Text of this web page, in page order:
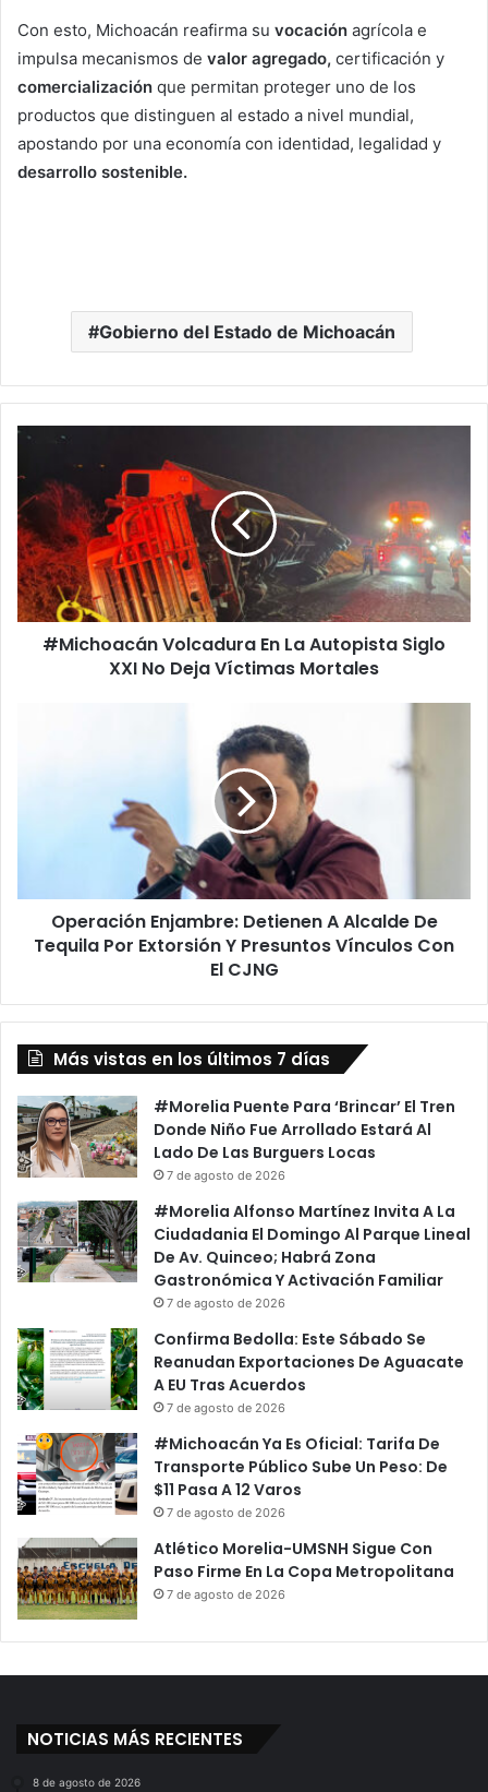
Con esto, Michoacán reafirma su vocación agrícola e
impulsa mecanismos de valor agregado, certificación y
comercialización que permitan proteger uno de los
productos que distinguen al estado a nivel mundial,
apostando por una economía con identidad, legalidad y
desarrollo sostenible.
Gobierno del Estado de Michoacán
#Michoacán
En
La
Autopista
Siglo
XXI
No
Deja
Víctimas
#Michoacán Volcadura En La Autopista Siglo
XXI No Deja Víctimas Mortales
Extorsión
Presuntos
El
Operación Enjambre: Detienen A Alcalde De
Tequila Por Extorsión Y Presuntos Vínculos Con
El CJNG
Más vistas en los últimos 7 días
#Morelia Puente Para ‘Brincar’ El Tren
Donde Niño Fue Arrollado Estará Al
Lado De Las Burguers Locas
7 de agosto de 2026
#Morelia Alfonso Martínez Invita A La
Ciudadania El Domingo Al Parque Lineal
De Av. Quinceo; Habrá Zona
Gastronómica Y Activación Familiar
7 de agosto de 2026
Confirma Bedolla: Este Sábado Se
Reanudan Exportaciones De Aguacate
A EU Tras Acuerdos
7 de agosto de 2026
#Michoacán Ya Es Oficial: Tarifa De
Transporte Público Sube Un Peso: De
$11 Pasa A 12 Varos
7 de agosto de 2026
Atlético Morelia-UMSNH Sigue Con
Paso Firme En La Copa Metropolitana
7 de agosto de 2026
NOTICIAS MÁS RECIENTES
8 de agosto de 2026